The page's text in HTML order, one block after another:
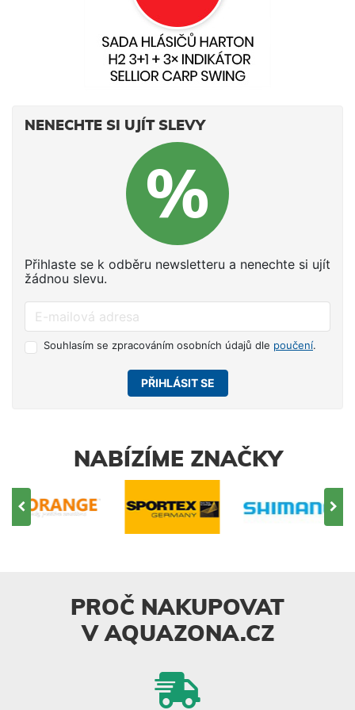
NENECHTE SI UJÍT SLEVY
Přihlaste se k odběru newsletteru a nenechte si ujít
žádnou slevu.
Souhlasím se zpracováním osobních údajů dle poučení.
PŘIHLÁSIT SE
NABÍZÍME ZNAČKY
PROČ NAKUPOVAT
V AQUAZONA.CZ